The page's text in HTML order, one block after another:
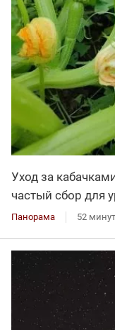
Уход за
частый сбор для
Панорама 52